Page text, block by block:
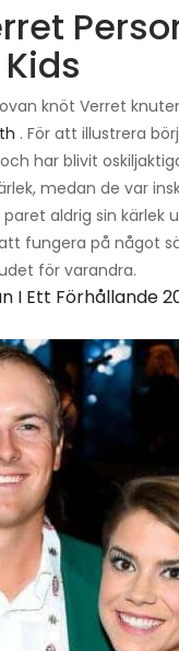
knöt Verret
. För att illustrera
har blivit
medan de var
aldrig sin kärlek
fungera på något
för varandra.
I Ett Förhållande